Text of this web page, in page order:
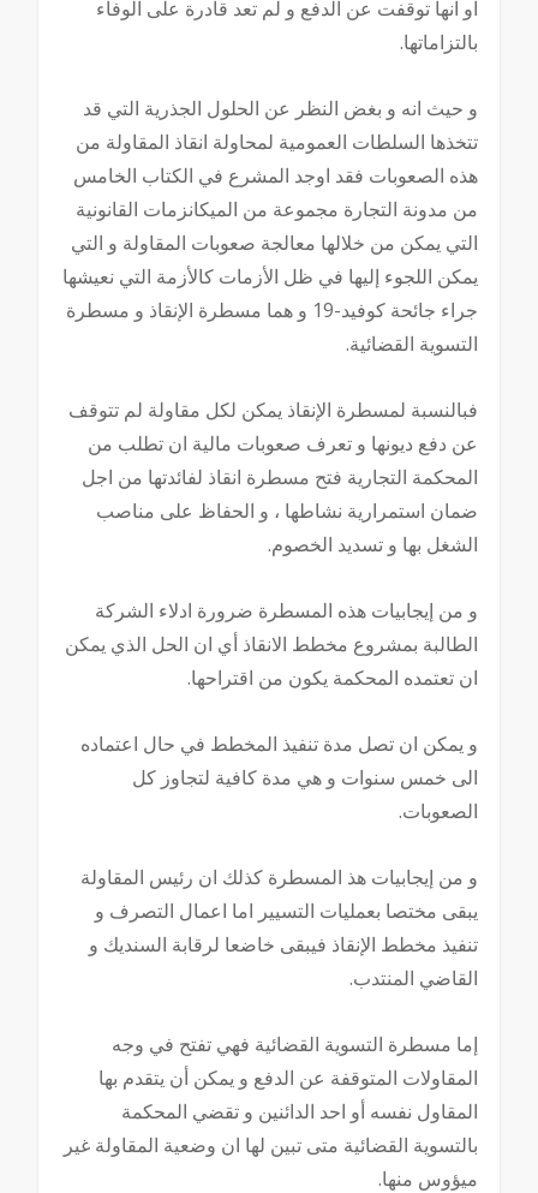
او انها توقفت عن الدفع و لم تعد قادرة على الوفاء
بالتزاماتها.
و حيث انه و بغض النظر عن الحلول الجذرية التي قد
تتخذها السلطات العمومية لمحاولة انقاذ المقاولة من
هذه الصعوبات فقد اوجد المشرع في الكتاب الخامس
من مدونة التجارة مجموعة من الميكانزمات القانونية
التي يمكن من خلالها معالجة صعوبات المقاولة و التي
يمكن اللجوء إليها في ظل الأزمات كالأزمة التي نعيشها
جراء جائحة كوفيد-19 و هما مسطرة الإنقاذ و مسطرة
التسوية القضائية.
فبالنسبة لمسطرة الإنقاذ يمكن لكل مقاولة لم تتوقف
عن دفع ديونها و تعرف صعوبات مالية ان تطلب من
المحكمة التجارية فتح مسطرة انقاذ لفائدتها من اجل
ضمان استمرارية نشاطها ، و الحفاظ على مناصب
الشغل بها و تسديد الخصوم.
و من إيجابيات هذه المسطرة ضرورة ادلاء الشركة
الطالبة بمشروع مخطط الانقاذ أي ان الحل الذي يمكن
ان تعتمده المحكمة يكون من اقتراحها.
و يمكن ان تصل مدة تنفيذ المخطط في حال اعتماده
الى خمس سنوات و هي مدة كافية لتجاوز كل
الصعوبات.
و من إيجابيات هذ المسطرة كذلك ان رئيس المقاولة
يبقى مختصا بعمليات التسيير اما اعمال التصرف و
تنفيذ مخطط الإنقاذ فيبقى خاضعا لرقابة السنديك و
القاضي المنتدب.
إما مسطرة التسوية القضائية فهي تفتح في وجه
المقاولات المتوقفة عن الدفع و يمكن أن يتقدم بها
المقاول نفسه أو احد الدائنين و تقضي المحكمة
بالتسوية القضائية متى تبين لها ان وضعية المقاولة غير
ميؤوس منها.